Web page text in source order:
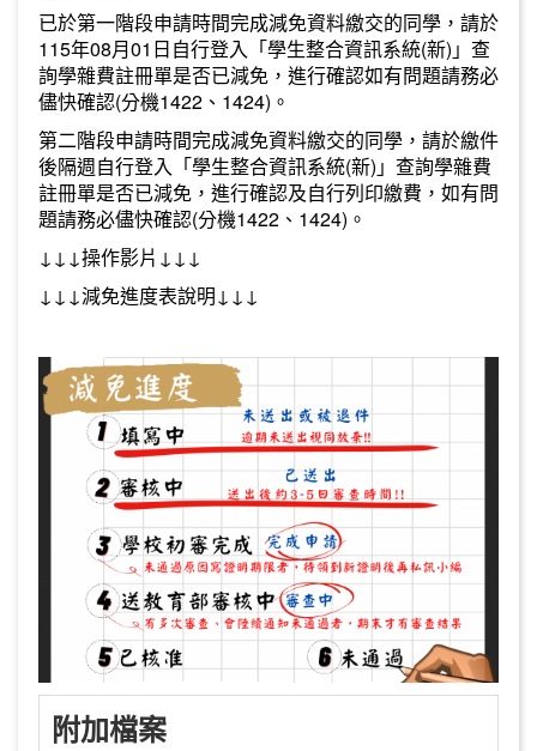
已於第一階段申請時間完成減免資料繳交的同學，請於
115年08月01日自行登入「學生整合資訊系統(新)」查
詢學雜費註冊單是否已減免，進行確認如有問題請務必
儘快確認(分機1422、1424)。
第二階段申請時間完成減免資料繳交的同學，請於繳件
後隔週自行登入「學生整合資訊系統(新)」查詢學雜費
註冊單是否已減免，進行確認及自行列印繳費，如有問
題請務必儘快確認(分機1422、1424)。
↓↓↓操作影片↓↓↓
↓↓↓減免進度表說明↓↓↓
附加檔案